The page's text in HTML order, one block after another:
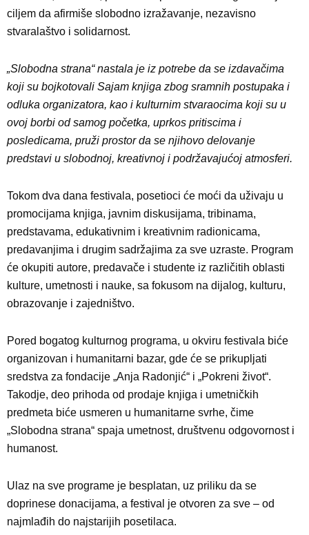
ciljem da afirmiše slobodno izražavanje, nezavisno
stvaralaštvo i solidarnost.
„Slobodna strana“ nastala je iz potrebe da se izdavačima
koji su bojkotovali Sajam knjiga zbog sramnih postupaka i
odluka organizatora, kao i kulturnim stvaraocima koji su u
ovoj borbi od samog početka, uprkos pritiscima i
posledicama, pruži prostor da se njihovo delovanje
predstavi u slobodnoj, kreativnoj i podržavajućoj atmosferi.
Tokom dva dana festivala, posetioci će moći da uživaju u
promocijama knjiga, javnim diskusijama, tribinama,
predstavama, edukativnim i kreativnim radionicama,
predavanjima i drugim sadržajima za sve uzraste. Program
će okupiti autore, predavače i studente iz različitih oblasti
kulture, umetnosti i nauke, sa fokusom na dijalog, kulturu,
obrazovanje i zajedništvo.
Pored bogatog kulturnog programa, u okviru festivala biće
organizovan i humanitarni bazar, gde će se prikupljati
sredstva za fondacije „Anja Radonjić“ i „Pokreni život“.
Takodje, deo prihoda od prodaje knjiga i umetničkih
predmeta biće usmeren u humanitarne svrhe, čime
„Slobodna strana“ spaja umetnost, društvenu odgovornost i
humanost.
Ulaz na sve programe je besplatan, uz priliku da se
doprinese donacijama, a festival je otvoren za sve – od
najmlađih do najstarijih posetilaca.